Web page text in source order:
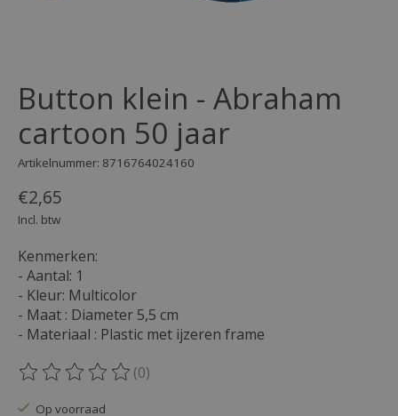
Button klein - Abraham
cartoon 50 jaar
Artikelnummer: 8716764024160
€2,65
Incl. btw
Kenmerken:
- Aantal: 1
- Kleur: Multicolor
- Maat : Diameter 5,5 cm
- Materiaal : Plastic met ijzeren frame
De beoordeling van dit product is
(0)
Op voorraad